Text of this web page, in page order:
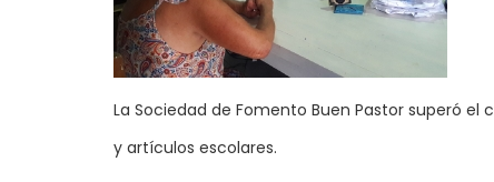
La Sociedad de Fomento Buen Pastor superó
y artículos escolares.